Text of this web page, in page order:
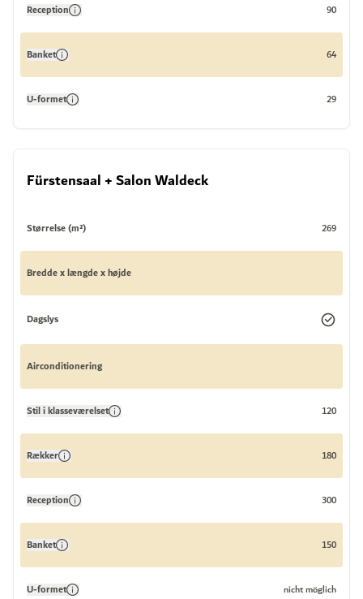
Reception 90
Banket 64
U-formet 29
Fürstensaal + Salon Waldeck
Størrelse (m²) 269
Bredde x længde x højde
Dagslys
Airconditionering
Stil i klasseværelset 120
Rækker 180
Reception 300
Banket 150
U-formet nicht möglich